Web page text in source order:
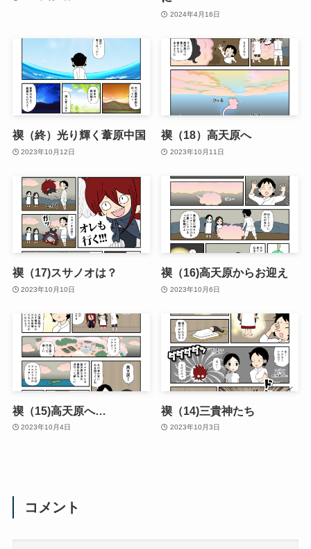
2024年4月16日
禊（終）光り輝く葦原中国
2023年10月12日
禊（18）高天原へ
2023年10月11日
禊（17)スサノオは？
2023年10月10日
禊（16)高天原からお迎え
2023年10月6日
禊（15)高天原へ…
2023年10月4日
禊（14)三貴神たち
2023年10月3日
コメント